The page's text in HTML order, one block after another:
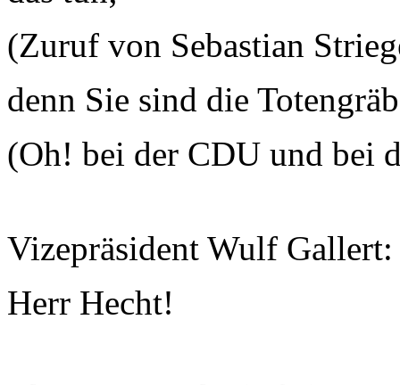
(Zuruf von Sebastian
denn Sie sind die
(Oh! bei der CDU und bei
Vizepräsident Wulf Gallert:
Herr Hecht!